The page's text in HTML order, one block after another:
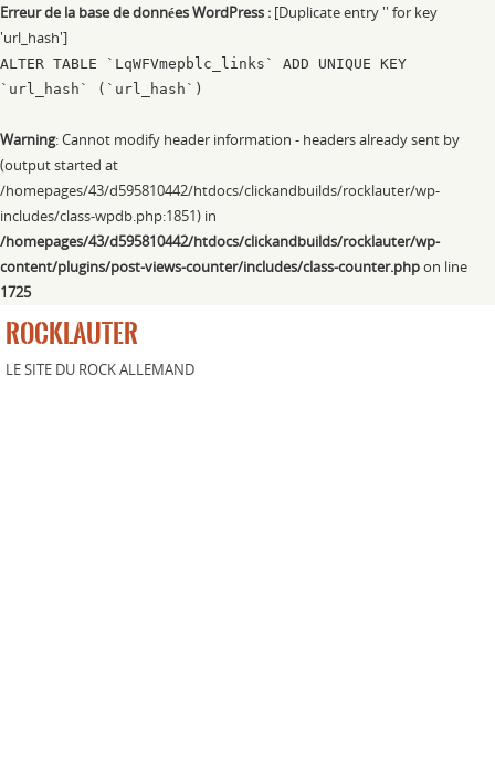
Erreur de la base de données WordPress : [Duplicate entry '' for key
'url_hash']
ALTER TABLE `LqWFVmepblc_links` ADD UNIQUE KEY
`url_hash` (`url_hash`)
Warning: Cannot modify header information - headers already sent by
(output started at
/homepages/43/d595810442/htdocs/clickandbuilds/rocklauter/wp-
includes/class-wpdb.php:1851) in
/homepages/43/d595810442/htdocs/clickandbuilds/rocklauter/wp-
content/plugins/post-views-counter/includes/class-counter.phpon line
1725
ROCKLAUTER
LE SITE DU ROCK ALLEMAND